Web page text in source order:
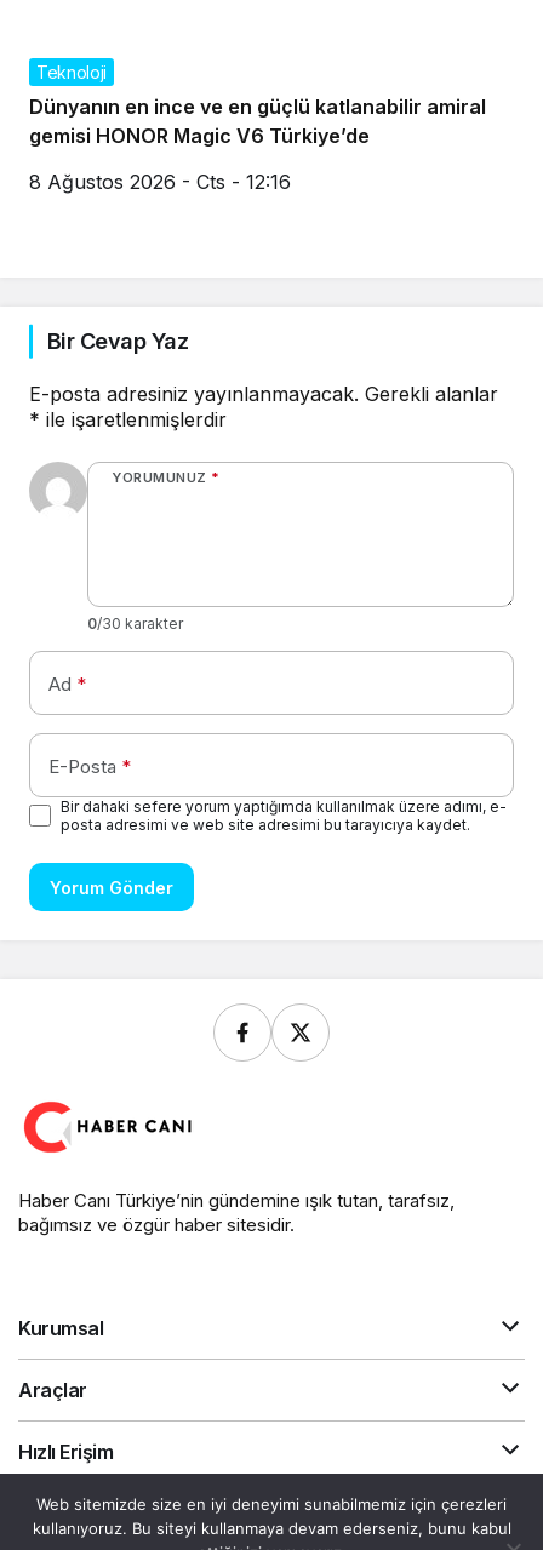
Teknoloji
Dünyanın en ince ve en güçlü katlanabilir amiral
gemisi HONOR Magic V6 Türkiye’de
8 Ağustos 2026 - Cts - 12:16
Bir Cevap Yaz
E-posta adresiniz yayınlanmayacak. Gerekli alanlar
* ile işaretlenmişlerdir
YORUMUNUZ *
0/30 karakter
Ad *
E-Posta *
Bir dahaki sefere yorum yaptığımda kullanılmak üzere adımı, e-
posta adresimi ve web site adresimi bu tarayıcıya kaydet.
Yorum Gönder
Haber Canı Türkiye’nin gündemine ışık tutan, tarafsız,
bağımsız ve özgür haber sitesidir.
Kurumsal
Araçlar
Hızlı Erişim
Gizlilik Sözleşmesi Akış Canlı Döviz
Web sitemizde size en iyi deneyimi sunabilmemiz için çerezleri
kullanıyoruz. Bu siteyi kullanmaya devam ederseniz, bunu kabul